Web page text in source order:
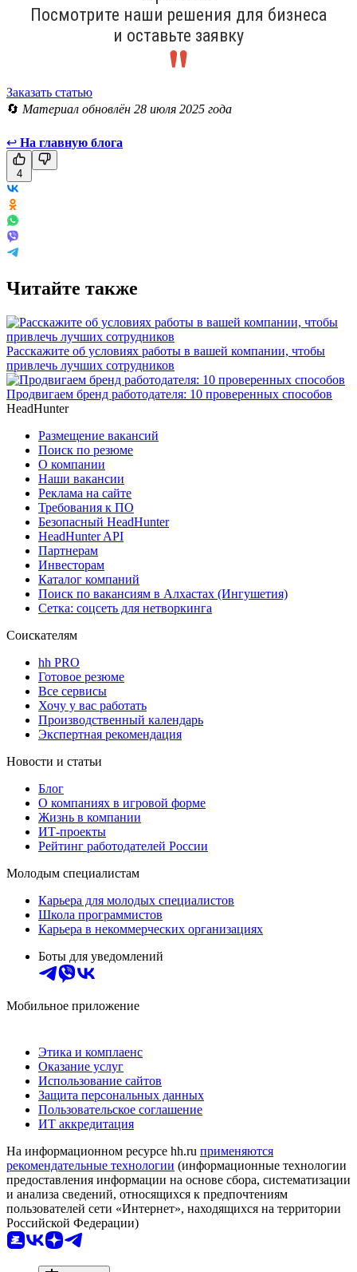
Посмотрите наши решения для бизнеса
и оставьте заявку
Заказать статью
🔄 Материал обновлён 28 июля 2025 года
↩ На главную блога
4
Читайте также
Расскажите об условиях работы в вашей компании, чтобы
привлечь лучших сотрудников
Продвигаем бренд работодателя: 10 проверенных способов
HeadHunter
Размещение вакансий
Поиск по резюме
О компании
Наши вакансии
Реклама на сайте
Требования к ПО
Безопасный HeadHunter
HeadHunter API
Партнерам
Инвесторам
Каталог компаний
Поиск по вакансиям в Алхастах (Ингушетия)
Сетка: соцсеть для нетворкинга
Соискателям
hh PRO
Готовое резюме
Все сервисы
Хочу у вас работать
Производственный календарь
Экспертная рекомендация
Новости и статьи
Блог
О компаниях в игровой форме
Жизнь в компании
ИТ-проекты
Рейтинг работодателей России
Молодым специалистам
Карьера для молодых специалистов
Школа программистов
Карьера в некоммерческих организациях
Боты для уведомлений
Мобильное приложение
Этика и комплаенс
Оказание услуг
Использование сайтов
Защита персональных данных
Пользовательское соглашение
ИТ аккредитация
На информационном ресурсе hh.ru применяются
рекомендательные технологии (информационные технологии
предоставления информации на основе сбора, систематизации
и анализа сведений, относящихся к предпочтениям
пользователей сети «Интернет», находящихся на территории
Российской Федерации)